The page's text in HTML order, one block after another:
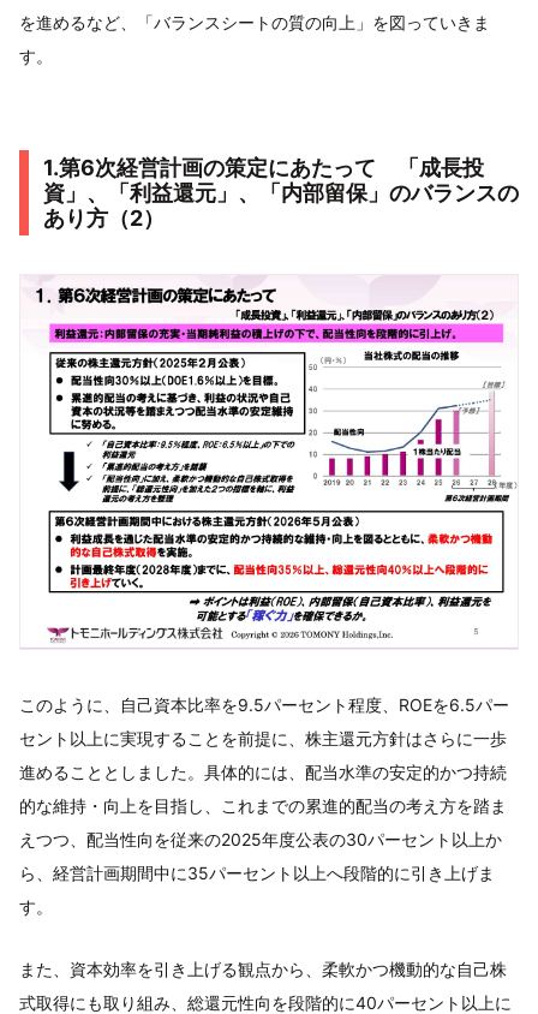
を進めるなど、「バランスシートの質の向上」を図っていきま
す。
1.第6次経営計画の策定にあたって 「成長投
資」、「利益還元」、「内部留保」のバランスの
あり方（2）
このように、自己資本比率を9.5パーセント程度、ROEを6.5パー
セント以上に実現することを前提に、株主還元方針はさらに一歩
進めることとしました。具体的には、配当水準の安定的かつ持続
的な維持・向上を目指し、これまでの累進的配当の考え方を踏ま
えつつ、配当性向を従来の2025年度公表の30パーセント以上か
ら、経営計画期間中に35パーセント以上へ段階的に引き上げま
す。
また、資本効率を引き上げる観点から、柔軟かつ機動的な自己株
式取得にも取り組み、総還元性向を段階的に40パーセント以上に